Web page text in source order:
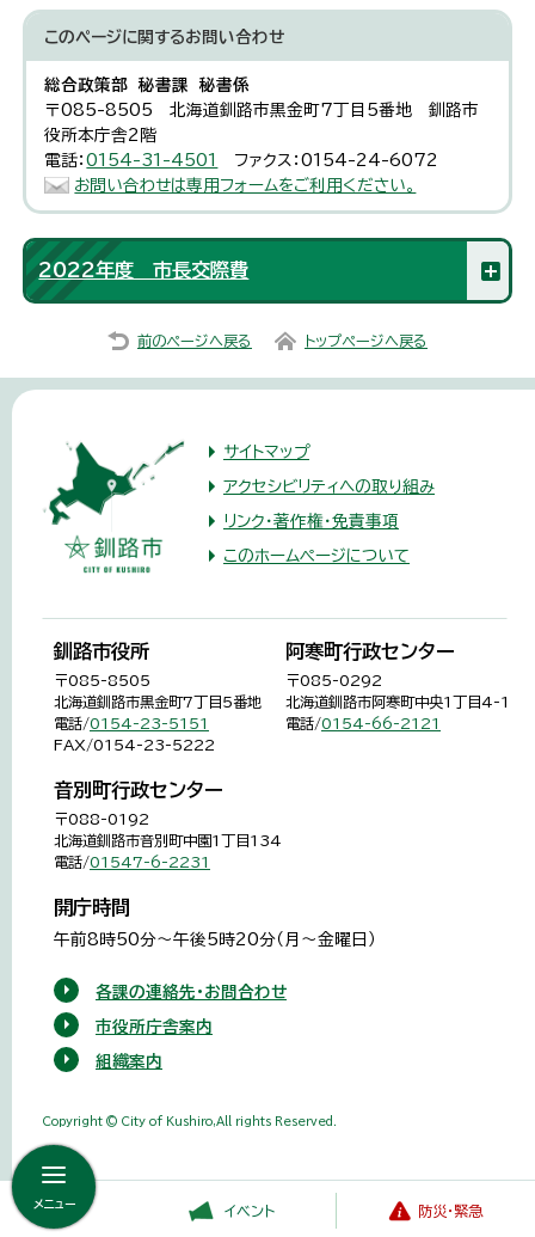
このページに関するお問い合わせ
総合政策部 秘書課 秘書係
〒085-8505 北海道釧路市黒金町7丁目5番地 釧路市
役所本庁舎2階
電話：0154-31-4501
ファクス：0154-24-6072
お問い合わせは専用フォームをご利用ください。
2022年度 市長交際費
前のページへ戻る トップページへ戻る
メニュー イベント 防災・緊急
サイトマップ
アクセシビリティへの取り組み
リンク・著作権・免責事項
このホームページについて
釧路市役所
〒085-8505
北海道釧路市黒金町7丁目5番地
電話/0154-23-5151
FAX/0154-23-5222
阿寒町行政センター
〒085-0292
北海道釧路市阿寒町中央1丁目4-1
電話/0154-66-2121
音別町行政センター
〒088-0192
北海道釧路市音別町中園1丁目134
電話/01547-6-2231
開庁時間
午前8時50分～午後5時20分（月～金曜日）
各課の連絡先・お問合わせ
市役所庁舎案内
組織案内
Copyright © City of Kushiro,All rights Reserved.